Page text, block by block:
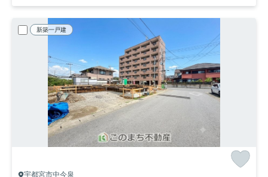
新築一戸建
宇都宮市中今泉